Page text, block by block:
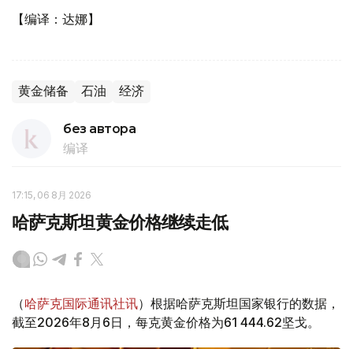
【编译：达娜】
黄金储备 石油 经济
без автора
编译
17:15, 06 8月 2026
哈萨克斯坦黄金价格继续走低
（哈萨克国际通讯社讯）根据哈萨克斯坦国家银行的数据，
截至2026年8月6日，每克黄金价格为61 444.62坚戈。